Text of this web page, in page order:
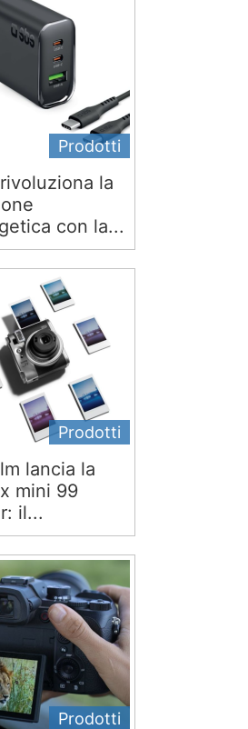
Prodotti
la
con la...
Prodotti
lancia la
mini 99
il...
Prodotti